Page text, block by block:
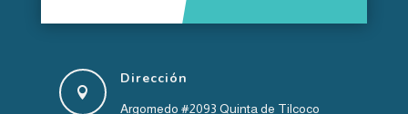

Dirección
Argomedo #2093 Quinta de Tilcoco